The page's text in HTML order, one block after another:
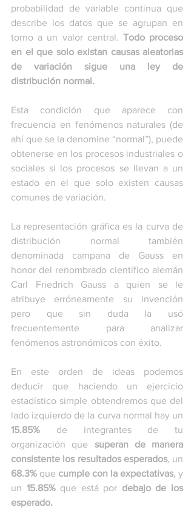
probabilidad de variable continua que
describe los datos que se agrupan en
torno a un valor central. Todo proceso
en el que solo existan causas aleatorias
de variación sigue una ley de
distribución normal.
Esta condición que aparece con
frecuencia en fenómenos naturales (de
ahí que se la denomine “normal”), puede
obtenerse en los procesos industriales o
sociales si los procesos se llevan a un
estado en el que solo existen causas
comunes de variación.
La representación gráfica es la curva de
distribución normal también
denominada campana de Gauss en
honor del renombrado científico alemán
Carl Friedrich Gauss a quien se le
atribuye erróneamente su invención
pero que sin duda la usó
frecuentemente para analizar
fenómenos astronómicos con éxito.
En este orden de ideas podemos
deducir que haciendo un ejercicio
estadístico simple obtendremos que del
15.85% de integrantes de tu
organización que superan de manera
consistente los resultados esperados
68.3% que cumple con la expectativas, y
un 15.85% que está por debajo de los
esperado.